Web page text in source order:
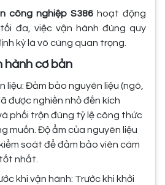
công nghiệp S386 hoạt động
đa, việc vận hành đúng quy
kỳ là vô cùng quan trọng.
hành cơ bản
liệu: Đảm bảo nguyên liệu (ngô,
được nghiền nhỏ đến kích
phối trộn đúng tỷ lệ công thức
muốn. Độ ẩm của nguyên liệu
soát để đảm bảo viên cám
nhất.
khi vận hành: Trước khi khởi